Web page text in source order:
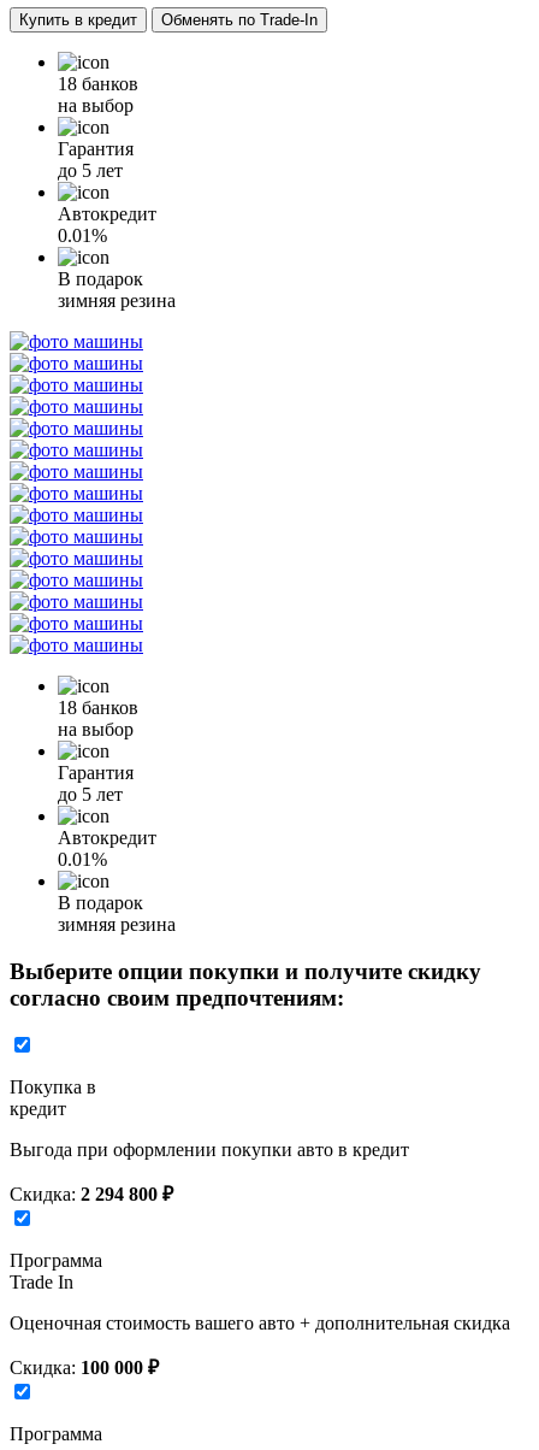
Купить в кредит Обменять по Trade-In
18 банков
на выбор
Гарантия
до 5 лет
Автокредит
0.01%
В подарок
зимняя резина
18 банков
на выбор
Гарантия
до 5 лет
Автокредит
0.01%
В подарок
зимняя резина
Выберите опции покупки и получите скидку
согласно своим предпочтениям:
Покупка в
кредит
Выгода при оформлении покупки авто в кредит
Скидка: 2 294 800 ₽
Программа
Trade In
Оценочная стоимость вашего авто + дополнительная скидка
Скидка: 100 000 ₽
Программа